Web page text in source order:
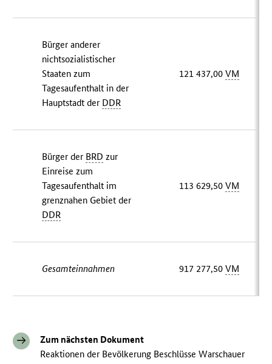
Bürger anderer
nichtsozialistischer
Staaten zum
Tagesaufenthalt in der
Hauptstadt der DDR
121 437,00VM
Bürger der BRD zur
Einreise zum
Tagesaufenthalt im
grenznahen Gebiet der
DDR
113 629,50VM
Gesamteinnahmen 917 277,50VM
Zum nächsten Dokument
Reaktionen der Bevölkerung Beschlüsse Warschauer